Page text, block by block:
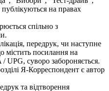
на правах
спільно з
передрук, чи наступне
містить посилання на
UPG, суворо забороняється.
Я-Корреспондент є автор
та відтворення